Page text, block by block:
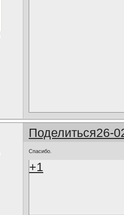
Поделиться26-
Спасибо.
+1